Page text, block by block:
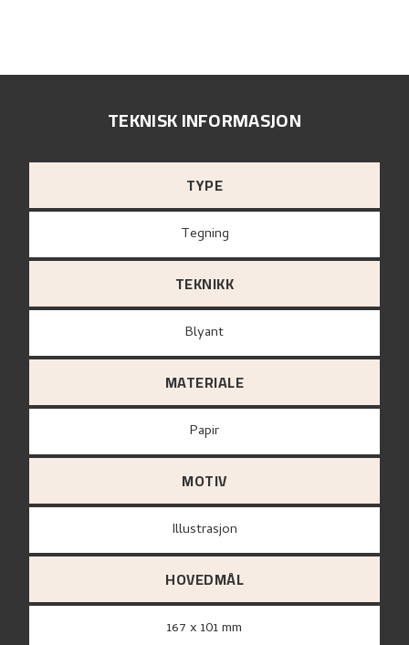
TEKNISK INFORMASJON
TYPE
Tegning
TEKNIKK
Blyant
MATERIALE
papir
MOTIV
Illustrasjon
HOVEDMÅL
167 x 101 mm